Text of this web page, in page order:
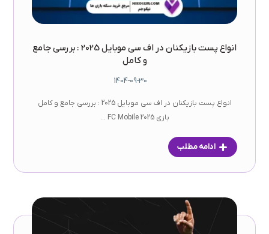
انواع پست بازیکنان در اف سی موبایل 2025 : بررسی جامع
و کامل
1404-09-30
انواع پست بازیکنان در اف سی موبایل 2025 : بررسی جامع و کامل
بازی FC Mobile 2025 ...
ادامه مطلب